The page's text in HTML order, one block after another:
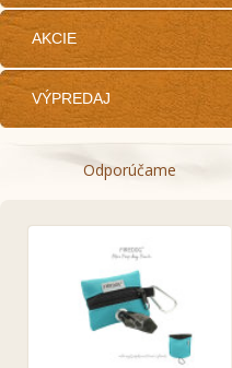
AKCIE
VÝPREDAJ
Odporúčame